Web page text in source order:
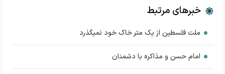
خبرهای مرتبط
ملت فلسطین از یک متر خاک خود نمی‎گذرد
امام حسن و مذاکره با دشمنان